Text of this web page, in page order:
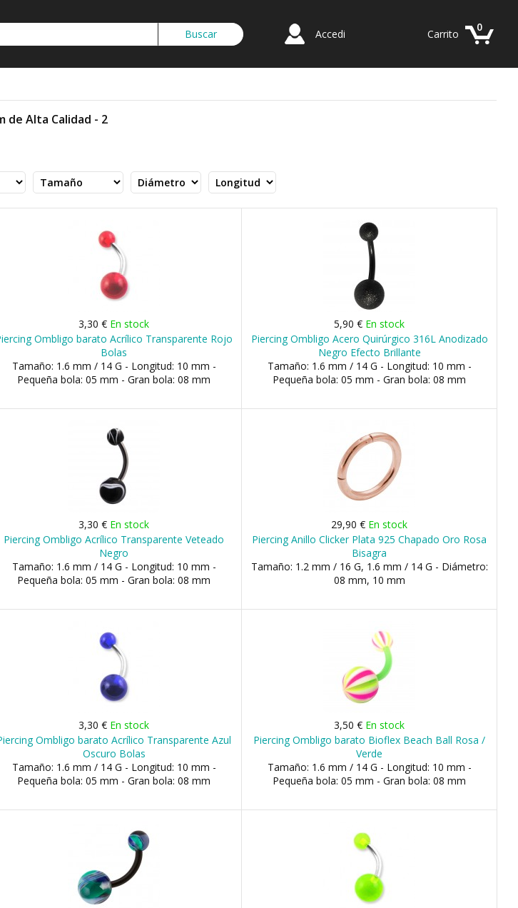
Accedi
0
Carrito
de Alta Calidad - 2
3,30 € En stock
Ombligo barato Acrílico Transparente Rojo
Bolas
Tamaño: 1.6 mm / 14 G - Longitud: 10 mm -
Pequeña bola: 05 mm - Gran bola: 08 mm
5,90 € En stock
Piercing Ombligo Acero Quirúrgico 316L Anodizado
Negro Efecto Brillante
Tamaño: 1.6 mm / 14 G - Longitud: 10 mm -
Pequeña bola: 05 mm - Gran bola: 08 mm
3,30 € En stock
Piercing Ombligo Acrílico Transparente Veteado
Negro
Tamaño: 1.6 mm / 14 G - Longitud: 10 mm -
Pequeña bola: 05 mm - Gran bola: 08 mm
29,90 € En stock
Piercing Anillo Clicker Plata 925 Chapado Oro Rosa
Bisagra
Tamaño: 1.2 mm / 16 G, 1.6 mm / 14 G - Diámetro:
08 mm, 10 mm
3,30 € En stock
Ombligo barato Acrílico Transparente Azul
Oscuro Bolas
Tamaño: 1.6 mm / 14 G - Longitud: 10 mm -
Pequeña bola: 05 mm - Gran bola: 08 mm
3,50 € En stock
Piercing Ombligo barato Bioflex Beach Ball Rosa /
Verde
Tamaño: 1.6 mm / 14 G - Longitud: 10 mm -
Pequeña bola: 05 mm - Gran bola: 08 mm